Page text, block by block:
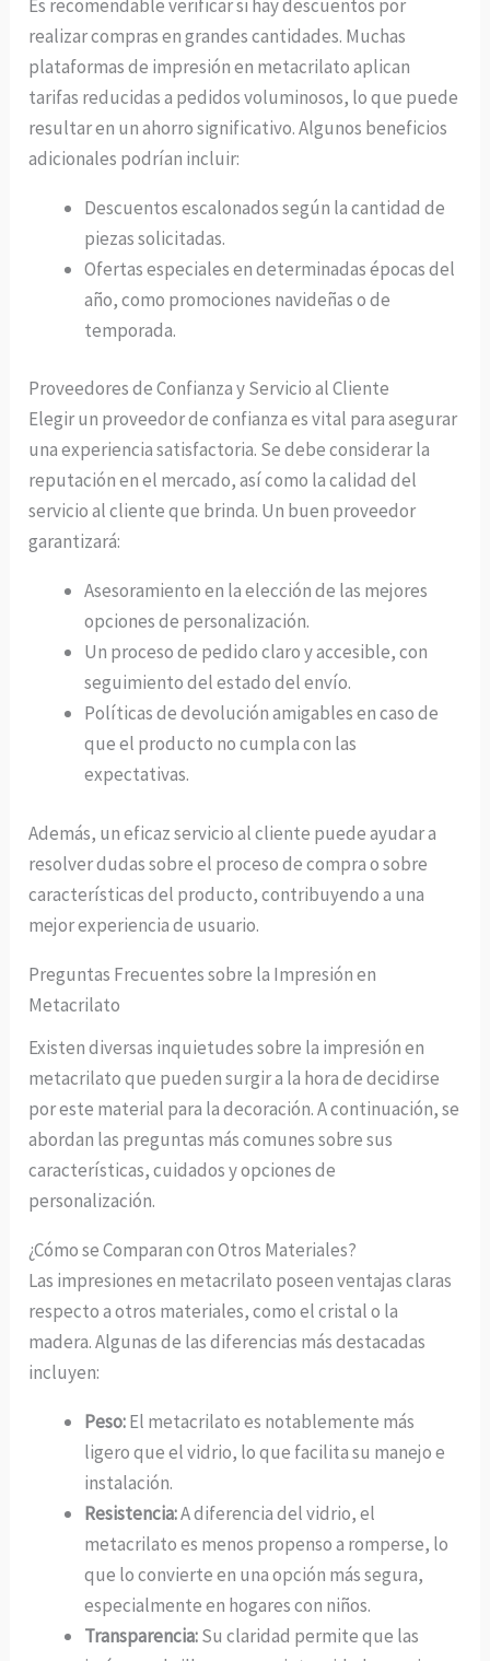
Es recomendable verificar si hay descuentos por
realizar compras en grandes cantidades. Muchas
plataformas de impresión en metacrilato aplican
tarifas reducidas a pedidos voluminosos, lo que puede
resultar en un ahorro significativo. Algunos beneficios
adicionales podrían incluir:
Descuentos escalonados según la cantidad de
piezas solicitadas.
Ofertas especiales en determinadas épocas del
año, como promociones navideñas o de
temporada.
Proveedores de Confianza y Servicio al Cliente
Elegir un proveedor de confianza es vital para asegurar
una experiencia satisfactoria. Se debe considerar la
reputación en el mercado, así como la calidad del
servicio al cliente que brinda. Un buen proveedor
garantizará:
Asesoramiento en la elección de las mejores
opciones de personalización.
Un proceso de pedido claro y accesible, con
seguimiento del estado del envío.
Políticas de devolución amigables en caso de
que el producto no cumpla con las
expectativas.
Además, un eficaz servicio al cliente puede ayudar a
resolver dudas sobre el proceso de compra o sobre
características del producto, contribuyendo a una
mejor experiencia de usuario.
Preguntas Frecuentes sobre la Impresión en
Metacrilato
Existen diversas inquietudes sobre la impresión en
metacrilato que pueden surgir a la hora de decidirse
por este material para la decoración. A continuación, se
abordan las preguntas más comunes sobre sus
características, cuidados y opciones de
personalización.
¿Cómo se Comparan con Otros Materiales?
Las impresiones en metacrilato poseen ventajas claras
respecto a otros materiales, como el cristal o la
madera. Algunas de las diferencias más destacadas
incluyen:
Peso:El metacrilato es notablemente más
ligero que el vidrio, lo que facilita su manejo e
instalación.
Resistencia:A diferencia del vidrio, el
metacrilato es menos propenso a romperse, lo
que lo convierte en una opción más segura,
especialmente en hogares con niños.
Transparencia:Su claridad permite que las